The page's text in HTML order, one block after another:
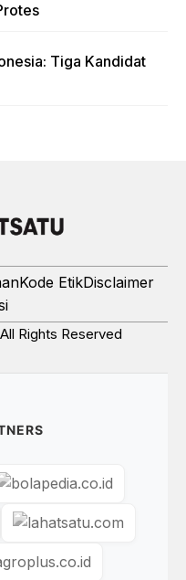
Tiga Kandidat
Kode EtikDisclaimer
Rights Reserved